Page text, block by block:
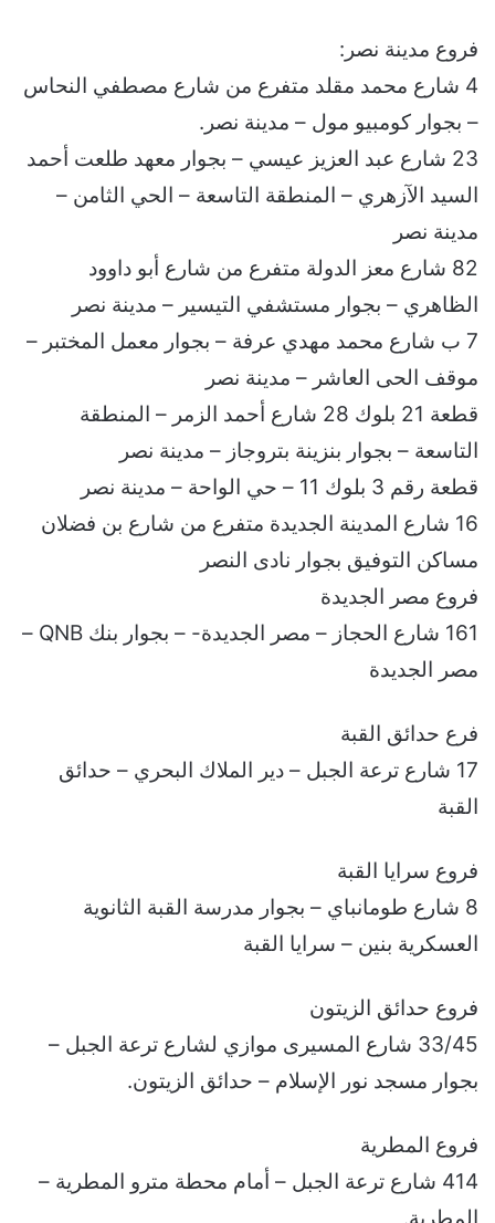
فروع مدينة نصر:
4 شارع محمد مقلد متفرع من شارع مصطفي النحاس
– بجوار كومبيو مول – مدينة نصر.
23 شارع عبد العزيز عيسي – بجوار معهد طلعت أحمد
السيد الآزهري – المنطقة التاسعة – الحي الثامن –
مدينة نصر
82 شارع معز الدولة متفرع من شارع أبو داوود
الظاهري – بجوار مستشفي التيسير – مدينة نصر
7 ب شارع محمد مهدي عرفة – بجوار معمل المختبر –
موقف الحى العاشر – مدينة نصر
قطعة 21 بلوك 28 شارع أحمد الزمر – المنطقة
التاسعة – بجوار بنزينة بتروجاز – مدينة نصر
قطعة رقم 3 بلوك 11 – حي الواحة – مدينة نصر
16 شارع المدينة الجديدة متفرع من شارع بن فضلان
مساكن التوفيق بجوار نادى النصر
فروع مصر الجديدة
161 شارع الحجاز – مصر الجديدة- – بجوار بنك QNB –
مصر الجديدة
فرع حدائق القبة
17 شارع ترعة الجبل – دير الملاك البحري – حدائق
القبة
فروع سرايا القبة
8 شارع طومانباي – بجوار مدرسة القبة الثانوية
العسكرية بنين – سرايا القبة
فروع حدائق الزيتون
33/45 شارع المسيرى موازي لشارع ترعة الجبل –
بجوار مسجد نور الإسلام – حدائق الزيتون.
فروع المطرية
414 شارع ترعة الجبل – أمام محطة مترو المطرية –